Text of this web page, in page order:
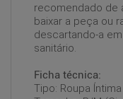
recomendado de
baixar a peça ou
descartando-a
sanitário.
Ficha técnica:
Tipo: Roupa